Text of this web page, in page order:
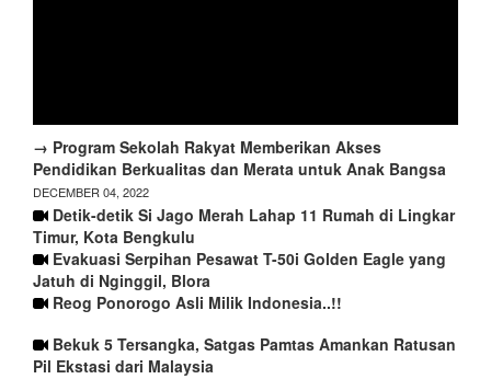
→ Program Sekolah Rakyat Memberikan Akses
Pendidikan Berkualitas dan Merata untuk Anak Bangsa
DECEMBER 04, 2022
Detik-detik Si Jago Merah Lahap 11 Rumah di Lingkar
Timur, Kota Bengkulu
Evakuasi Serpihan Pesawat T-50i Golden Eagle yang
Jatuh di Nginggil, Blora
Reog Ponorogo Asli Milik Indonesia..!!
Bekuk 5 Tersangka, Satgas Pamtas Amankan Ratusan
Pil Ekstasi dari Malaysia